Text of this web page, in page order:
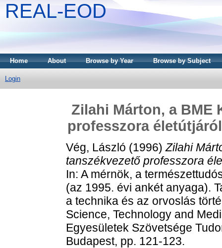
REAL-EOD
Home About Browse by Year Browse by Subject
Login
Zilahi Márton, a BME
professzora
Vég, László (1996)Zilahi
tanszékvezető professzora
In: A mérnök, a
(az 1995. évi ankét anyaga).
a technika és az orvoslás
Science, Technology and
Egyesületek Szövetsége
Budapest, pp. 121-123.